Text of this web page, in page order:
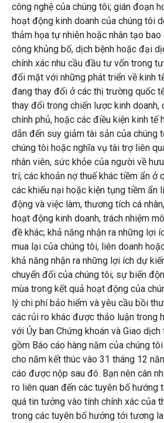
công nghệ của chúng tôi; gián đoạn
hoạt động kinh doanh của chúng tôi
thảm họa tự nhiên hoặc nhân tạo
công khủng bố, dịch bệnh hoặc đại
chính xác nhu cầu đầu tư vốn trong
đối mặt với những phát triển về kinh
đang thay đổi ở các thị trường quốc
thay đổi trong chiến lược kinh doanh,
chính phủ, hoặc các điều kiện kinh tế
dẫn đến suy giảm tài sản của chúng
chúng tôi hoặc nghĩa vụ tài trợ liên
nhân viên, sức khỏe của người về
trí; các khoản nợ thuế khác tiềm ẩn ở
các khiếu nại hoặc kiện tụng tiềm ẩn
động và việc làm, thương tích cá
hoạt động kinh doanh, trách nhiệm
đề khác; khả năng nhận ra những lợi
mua lại của chúng tôi, liên doanh
khả năng nhận ra những lợi ích dự
chuyển đổi của chúng tôi; sự biến
mùa trong kết quả hoạt động của
lý chi phí bảo hiểm và yêu cầu bồi
các rủi ro khác được thảo luận trong
với Ủy ban Chứng khoán và Giao
gồm Báo cáo hàng năm của chúng
cho năm kết thúc vào 31 tháng 12
cáo được nộp sau đó. Bạn nên cân
ro liên quan đến các tuyên bố hướng
quá tin tưởng vào tính chính xác của
trong các tuyên bố hướng tới tương